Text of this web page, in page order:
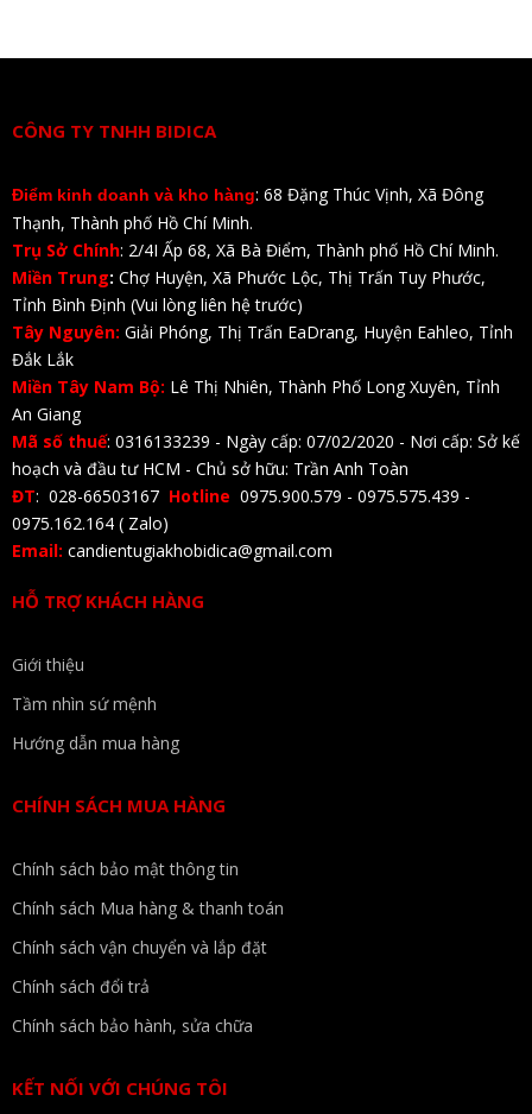
CÔNG TY TNHH BIDICA
Điểm kinh doanh và kho hàng: 68 Đặng Thúc Vịnh, Xã Đông
Thạnh, Thành phố Hồ Chí Minh.
Trụ Sở Chính: 2/4I Ấp 68, Xã Bà Điểm, Thành phố Hồ Chí Minh.
Miền Trung: Chợ Huyện, Xã Phước Lộc, Thị Trấn Tuy Phước,
Tỉnh Bình Định (Vui lòng liên hệ trước)
Tây Nguyên: Giải Phóng, Thị Trấn EaDrang, Huyện Eahleo, Tỉnh
Đắk Lắk
Miền Tây Nam Bộ: Lê Thị Nhiên, Thành Phố Long Xuyên, Tỉnh
An Giang
Mã số thuế: 0316133239 - Ngày cấp: 07/02/2020 - Nơi cấp: Sở kế
hoạch và đầu tư HCM - Chủ sở hữu: Trần Anh Toàn
ĐT: 028-66503167 Hotline 0975.900.579 - 0975.575.439 -
0975.162.164 ( Zalo)
Email: candientugiakhobidica@gmail.com
HỖ TRỢ KHÁCH HÀNG
Giới thiệu
Tầm nhìn sứ mệnh
Hướng dẫn mua hàng
CHÍNH SÁCH MUA HÀNG
Chính sách bảo mật thông tin
Chính sách Mua hàng & thanh toán
Chính sách vận chuyển và lắp đặt
Chính sách đổi trả
Chính sách bảo hành, sửa chữa
KẾT NỐI VỚI CHÚNG TÔI